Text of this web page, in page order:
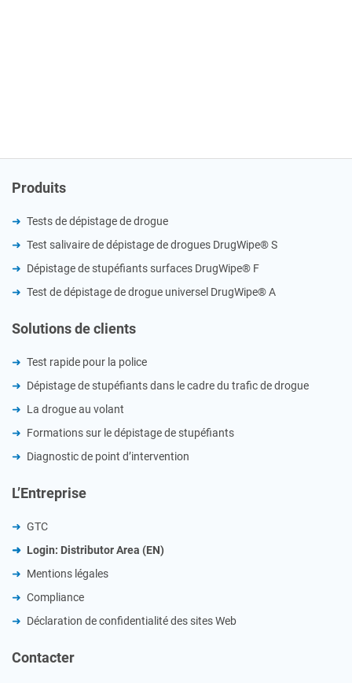
Produits
Tests de dépistage de drogue
Test salivaire de dépistage de drogues DrugWipe® S
Dépistage de stupéfiants surfaces DrugWipe® F
Test de dépistage de drogue universel DrugWipe® A
Solutions de clients
Test rapide pour la police
Dépistage de stupéfiants dans le cadre du trafic de drogue
La drogue au volant
Formations sur le dépistage de stupéfiants
Diagnostic de point d’intervention
L’Entreprise
GTC
Login: Distributor Area (EN)
Mentions légales
Compliance
Déclaration de confidentialité des sites Web
Contacter